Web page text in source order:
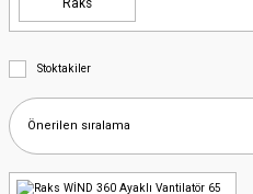
Raks
Stoktakiler